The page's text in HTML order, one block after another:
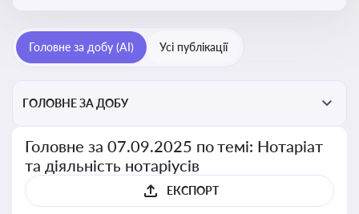
Головне за добу (AI) Усі публікації
ГОЛОВНЕ ЗА ДОБУ
Головне за 07.09.2025 по темі: Нотаріат
та діяльність нотаріусів
ЕКСПОРТ